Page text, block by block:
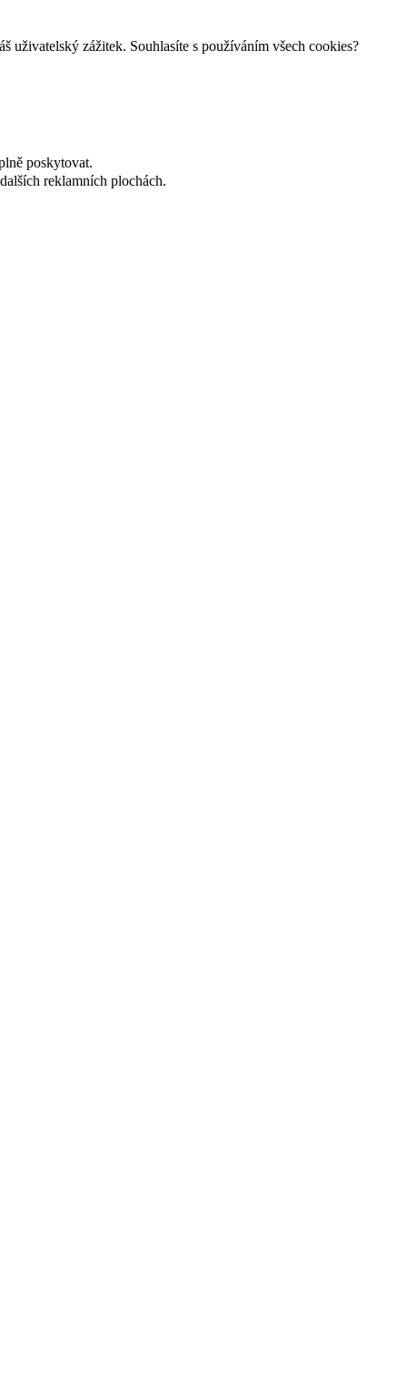
uživatelský zážitek. Souhlasíte s používáním všech cookies?
poskytovat.
reklamních plochách.